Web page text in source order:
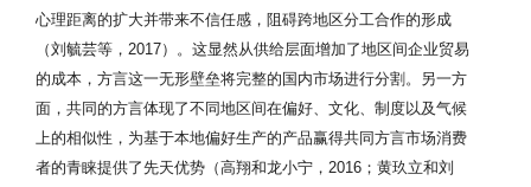
心理距离的扩大并带来不信任感，阻碍跨地区分工合作的形成
（刘毓芸等，2017）。这显然从供给层面增加了地区间企业贸易
的成本，方言这一无形壁垒将完整的国内市场进行分割。另一方
面，共同的方言体现了不同地区间在偏好、文化、制度以及气候
上的相似性，为基于本地偏好生产的产品赢得共同方言市场消费
者的青睐提供了先天优势（高翔和龙小宁，2016；黄玖立和刘